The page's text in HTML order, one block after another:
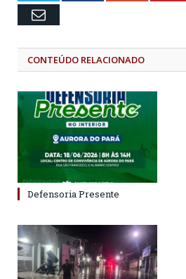
Email
CONTEÚDO RELACIONADO
Defensoria Presente